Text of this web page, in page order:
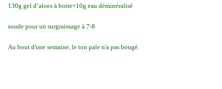
130g gel d’aloes à boire+10g eau déminéralisé
soude pour un surgraissage à 7-8
Au bout d'une semaine, le ton pale n'a pas bougé.